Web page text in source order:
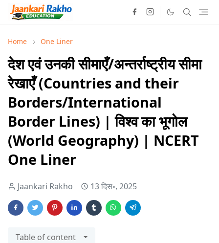
Home One Liner
देश एवं उनकी सीमाएँ/अन्तर्राष्ट्रीय सीमा
रेखाएँ (Countries and their
Borders/International
Border Lines) | विश्व का भूगोल
(World Geography) | NCERT
One Liner
Jaankari Rakho 13 दिस॰, 2025
Table of content